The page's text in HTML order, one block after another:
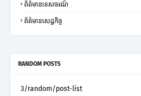
ព័ត៌មានទេសចរណ៍
ព័ត៌មានសេដ្ឋកិច្ច
RANDOM POSTS
3/random/post-list